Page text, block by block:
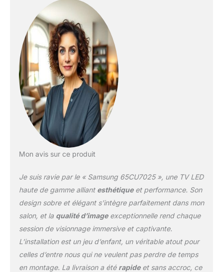
Mon avis sur ce produit
Je suis ravie par le « Samsung 65CU7025 », une TV LED
haute de gamme alliant esthétiqueet performance. Son
design sobre et élégant s’intègre parfaitement dans mon
salon, et la qualité d’imageexceptionnelle rend chaque
session de visionnage immersive et captivante.
L’installation est un jeu d’enfant, un véritable atout pour
celles d’entre nous qui ne veulent pas perdre de temps
en montage. La livraison a été rapideet sans accroc, ce